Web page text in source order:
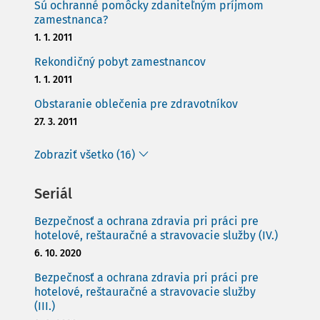
Sú ochranné pomôcky zdaniteľným príjmom
zamestnanca?
1. 1. 2011
Rekondičný pobyt zamestnancov
1. 1. 2011
Obstaranie oblečenia pre zdravotníkov
27. 3. 2011
Zobraziť všetko (16)
Seriál
Bezpečnosť a ochrana zdravia pri práci pre
hotelové, reštauračné a stravovacie služby (IV.)
6. 10. 2020
Bezpečnosť a ochrana zdravia pri práci pre
hotelové, reštauračné a stravovacie služby
(III.)